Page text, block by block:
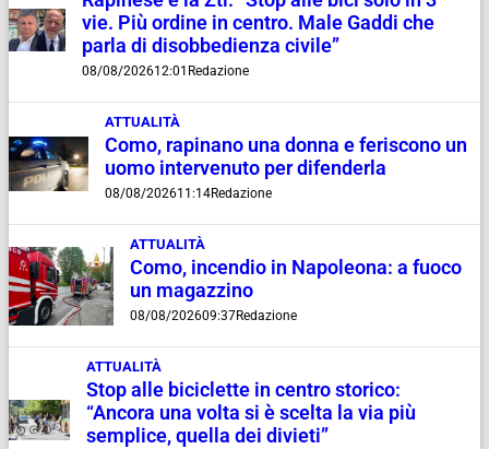
vie. Più ordine in centro. Male Gaddi che
parla di disobbedienza civile”
08/08/202612:01 Redazione
ATTUALITÀ
Como, rapinano una donna e feriscono un
uomo intervenuto per difenderla
08/08/202611:14Redazione
ATTUALITÀ
Como, incendio in Napoleona: a fuoco
un magazzino
08/08/202609:37Redazione
ATTUALITÀ
Stop alle biciclette in centro storico:
“Ancora una volta si è scelta la via più
semplice, quella dei divieti”